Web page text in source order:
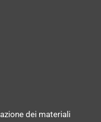
dei materiali